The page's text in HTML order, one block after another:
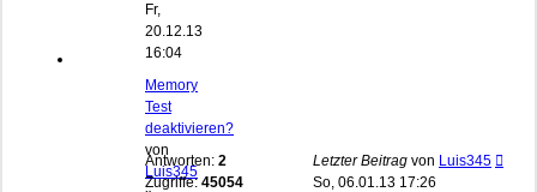
Fr,
20.12.13
16:04
Memory
Test
deaktivieren?
von
Luis345
Antworten: 2
Zugriffe: 45054
Letzter Beitrag von Luis345
So, 06.01.13 17:26